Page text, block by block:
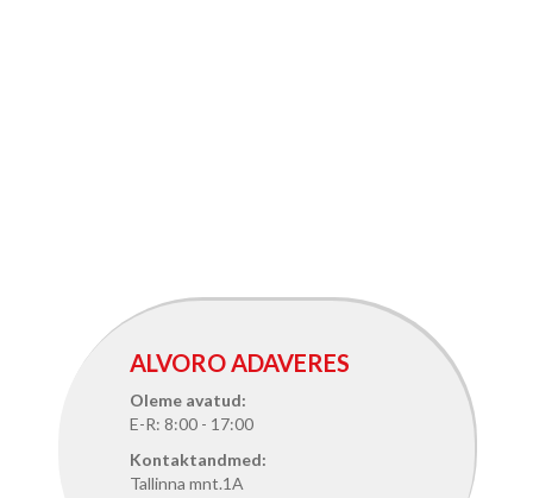
ALVORO ADAVERES
Oleme avatud:
E-R: 8:00 - 17:00
Kontaktandmed:
Tallinna mnt.1A